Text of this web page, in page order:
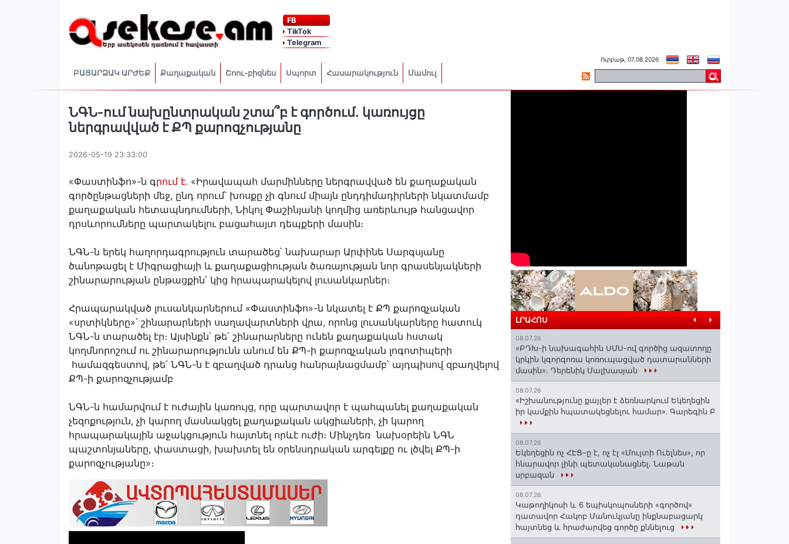
FB
TikTok
Telegram
ԲԱՑԱՐՁԱԿ ԱՐԺԵՔ Քաղաքական Շոու-բիզնես Սպորտ Հասարակություն Մամուլ
Ուրբաթ, 07.08.2026
ՆԳՆ-ում նախընտրական շտա՞բ է գործում․ կառույցը
ներգրավված է ՔՊ քարոզչությանը
2026-05-19 23:33:00
«Փաստինֆո»-ն գրում է․ «Իրավապահ մարմինները ներգրավված են քաղաքական
գործընթացների մեջ, ընդ որում՝ խոսքը չի գնում միայն ընդդիմադիրների նկատմամբ
քաղաքական հետապնդումների, Նիկոլ Փաշինյանի կողմից առերևույթ հանցավոր
դրսևորումները պարտակելու բացահայտ դեպքերի մասին։
ՆԳՆ-ն երեկ հաղորդագրություն տարածեց՝ նախարար Արփինե Սարգսյանը
ծանոթացել է Միգրացիայի և քաղաքացիության ծառայության նոր գրասենյակների
շինարարության ընթացքին՝ կից հրապարակելով լուսանկարներ։
Հրապարակված լուսանկարներում «Փաստինֆո»-ն նկատել է ՔՊ քարոզչական
«սրտիկները»՝ շինարարների սաղավարտների վրա, որոնց լուսանկարները հատուկ
ՆԳՆ-ն տարածել էր։ Այսինքն՝ թե՛ շինարարները ունեն քաղաքական հստակ
կողմնորոշում ու շինարարությունն անում են ՔՊ-ի քարոզչական լոգոտիպերի
համազգեստով, թե՛ ՆԳՆ-ն է զբաղված դրանց հանրայնացմամբ՝ այդպիսով զբաղվելով
ՔՊ-ի քարոզչությամբ
ՆԳՆ-ն համարվում է ուժային կառույց, որը պարտավոր է պահպանել քաղաքական
չեզոքություն, չի կարող մասնակցել քաղաքական ակցիաների, չի կարող
հրապարակային աջակցություն հայտնել որևէ ուժի։ Մինչդեռ նախօրեին ՆԳՆ
պաշտոնյաները, փաստացի, խախտել են օրենսդրական արգելքը ու լծվել ՔՊ-ի
քարոզչությանը»։
ԼՐԱՀՈՍ
08.07.26
«ԲԴԽ-ի նախագահին ՍՄՍ-ով գործից ազատողը
կրկին կգորգոռա կոռուպացված դատարանների
մասին». Դերենիկ Մալխասյան
08.07.26
«Իշխանությունը քայլեր է ձեռնարկում Եկեղեցին
իր կամքին հպատակեցնելու համար»․ Գարեգին Բ
08.07.26
Եկեղեցին ոչ ՀԷՑ–ը է, ոչ էլ «Մուլտի Ուելնես», որ
հնարավոր լինի պետականացնել. Նաթան
սրբազան
08.07.26
️Կաթողիկոսի և 6 եպիսկոպոսների «գործով»
դատավոր Հակոբ Մանուկյանը ինքնաբացարկ
հայտնեց և հրաժարվեց գործը քննելուց